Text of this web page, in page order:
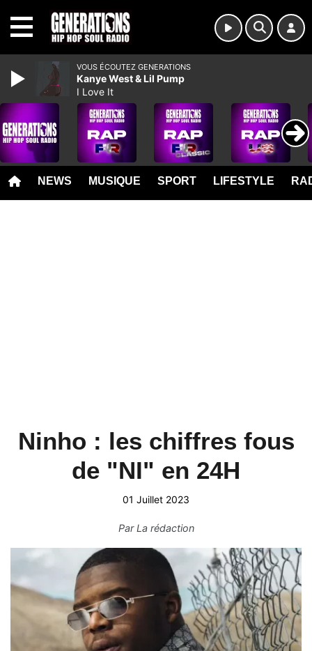
NEWS MUSIQUE SPORT LIFESTYLE
Ninho : les chiffres fous
de "NI" en 24H
01 Juillet 2023
ParLa rédaction
VOUS ÉCOUTEZ GENERATIONS
Kanye West & Lil Pump
I Love It